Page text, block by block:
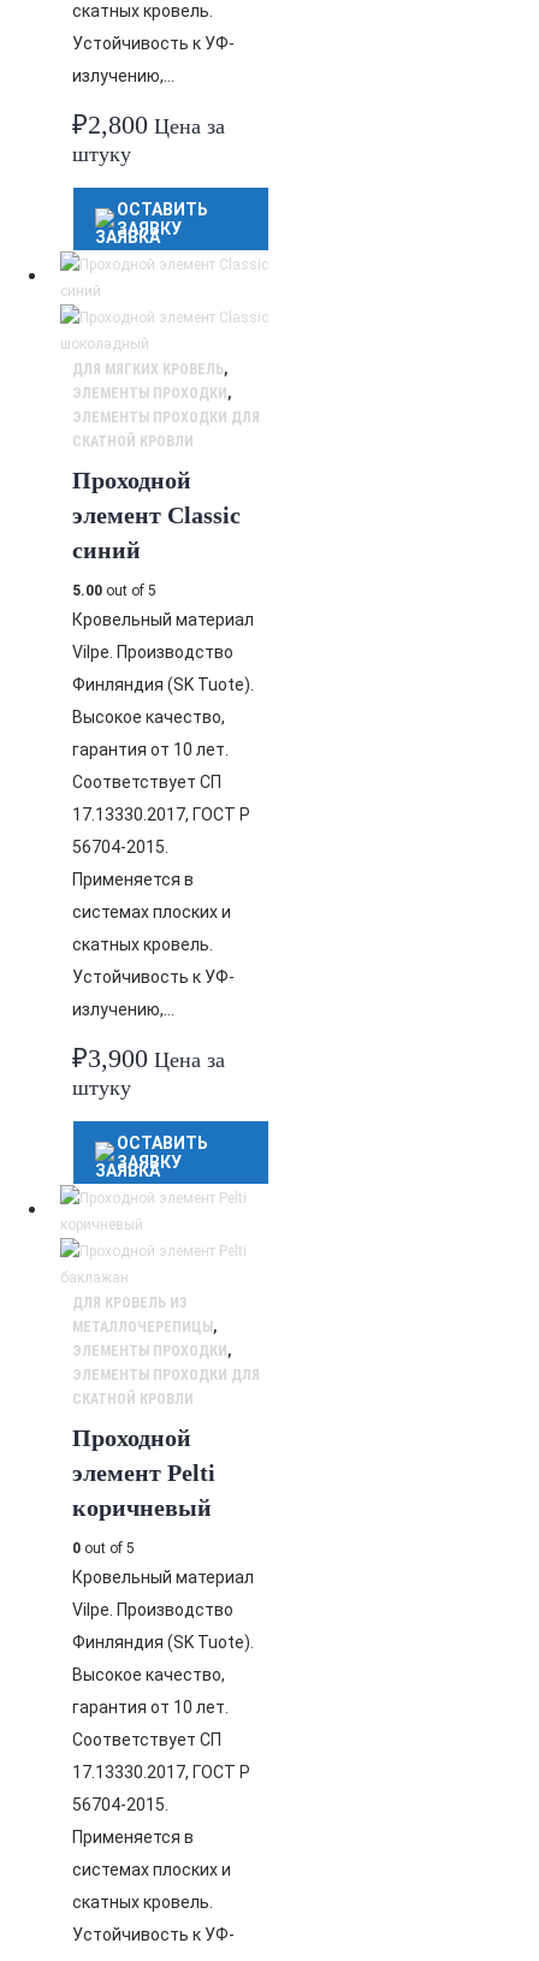
скатных кровель.
Устойчивость к УФ-
излучению,…
₽2,800 Цена за
штуку
ОСТАВИТЬ
ЗАЯВКУ
ДЛЯ МЯГКИХ КРОВЕЛЬ,
ЭЛЕМЕНТЫ ПРОХОДКИ ,
ЭЛЕМЕНТЫ ПРОХОДКИ ДЛЯ
СКАТНОЙ КРОВЛИ
Проходной
элемент Classic
синий
5.00 out of 5
Кровельный материал
Vilpe. Производство
Финляндия (SK Tuote).
Высокое качество,
гарантия от 10 лет.
Соответствует СП
17.13330.2017, ГОСТ Р
56704-2015.
Применяется в
системах плоских и
скатных кровель.
Устойчивость к УФ-
излучению,…
₽3,900 Цена за
штуку
ОСТАВИТЬ
ЗАЯВКУ
ДЛЯ КРОВЕЛЬ ИЗ
МЕТАЛЛОЧЕРЕПИЦЫ ,
ЭЛЕМЕНТЫ ПРОХОДКИ ,
ЭЛЕМЕНТЫ ПРОХОДКИ ДЛЯ
СКАТНОЙ КРОВЛИ
Проходной
элемент Pelti
коричневый
0 out of 5
Кровельный материал
Vilpe. Производство
Финляндия (SK Tuote).
Высокое качество,
гарантия от 10 лет.
Соответствует СП
17.13330.2017, ГОСТ Р
56704-2015.
Применяется в
системах плоских и
скатных кровель.
Устойчивость к УФ-